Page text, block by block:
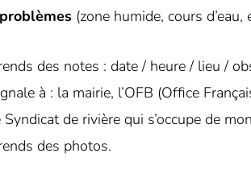
(zone humide, cours d’eau,
des notes : date / heure / lieu /
à : la mairie, l’OFB (Office
Syndicat de rivière qui s’occupe de
des photos.